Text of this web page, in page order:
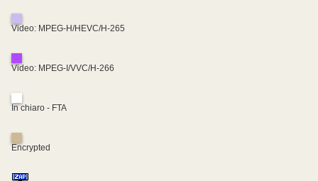
Video: MPEG-H/HEVC/H-265
Video: MPEG-I/VVC/H-266
In chiaro - FTA
Encrypted